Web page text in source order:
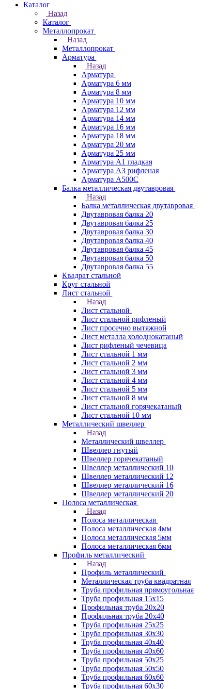
Каталог
Назад
Каталог
Металлопрокат
Назад
Металлопрокат
Арматура
Назад
Арматура
Арматура 6 мм
Арматура 8 мм
Арматура 10 мм
Арматура 12 мм
Арматура 14 мм
Арматура 16 мм
Арматура 18 мм
Арматура 20 мм
Арматура 25 мм
Арматура А1 гладкая
Арматура А3 рифленая
Арматура А500С
Балка металлическая двутавровая
Назад
Балка металлическая двутавровая
Двутавровая балка 20
Двутавровая балка 25
Двутавровая балка 30
Двутавровая балка 40
Двутавровая балка 45
Двутавровая балка 50
Двутавровая балка 55
Квадрат стальной
Круг стальной
Лист стальной
Назад
Лист стальной
Лист стальной рифленый
Лист просечно вытяжной
Лист металла холоднокатаный
Лист рифленый чечевица
Лист стальной 1 мм
Лист стальной 2 мм
Лист стальной 3 мм
Лист стальной 4 мм
Лист стальной 5 мм
Лист стальной 8 мм
Лист стальной горячекатаный
Лист стальной 10 мм
Металлический швеллер
Назад
Металлический швеллер
Швеллер гнутый
Швеллер горячекатаный
Швеллер металлический 10
Швеллер металлический 12
Швеллер металлический 16
Швеллер металлический 20
Полоса металлическая
Назад
Полоса металлическая
Полоса металлическая 4мм
Полоса металлическая 5мм
Полоса металлическая 6мм
Профиль металлический
Назад
Профиль металлический
Металлическая труба квадратная
Труба профильная прямоугольная
Труба профильная 15х15
Профильная труба 20х20
Профильная труба 20х40
Труба профильная 25х25
Труба профильная 30x30
Труба профильная 40х40
Труба профильная 40х60
Труба профильная 50х25
Труба профильная 50х50
Труба профильная 60x60
Труба профильная 60х30